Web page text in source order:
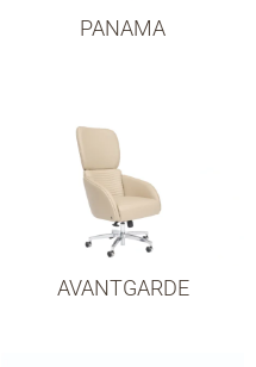
PANAMA
AVANTGARDE